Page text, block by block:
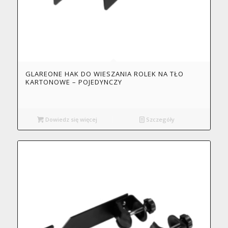
GLAREONE HAK DO WIESZANIA ROLEK NA TŁO
KARTONOWE – POJEDYNCZY
Dowiedz się więcej Szczegóły